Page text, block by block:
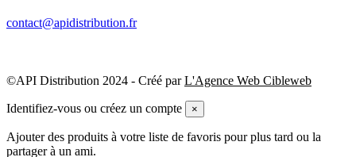
contact@apidistribution.fr
©API Distribution 2024 - Créé parL'Agence Web Cibleweb
Identifiez-vous ou créez un compte ×
Ajouter des produits à votre liste de favoris pour plus tard ou la
partager à un ami.